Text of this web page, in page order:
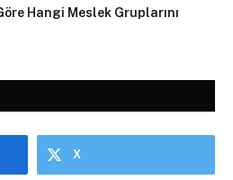
Hangi Meslek Gruplarını
X